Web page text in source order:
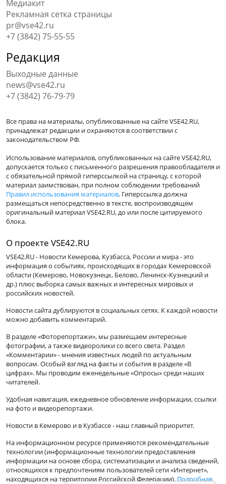
Медиакит
Рекламная сетка страницы
pr@vse42.ru
+7 (3842) 75-55-55
Редакция
Выходные данные
news@vse42.ru
+7 (3842) 76-79-79
Все права на материалы, опубликованные на сайте VSE42.RU,
принадлежат редакции и охраняются в соответствии с
законодательством РФ.
Использование материалов, опубликованных на сайте VSE42.RU,
допускается только с письменного разрешения правообладателя и
с обязательной прямой гиперссылкой на страницу, с которой
материал заимствован, при полном соблюдении требований
Правил использования материалов. Гиперссылка должна
размещаться непосредственно в тексте, воспроизводящем
оригинальный материал VSE42.RU, до или после цитируемого
блока.
О проекте VSE42.RU
VSE42.RU - Новости Кемерова, Кузбасса, России и мира - это
информация о событиях, происходящих в городах Кемеровской
области (Кемерово, Новокузнецк, Белово, Ленинск-Кузнецкий и
др.) плюс выборка самых важных и интересных мировых и
российских новостей.
Новости сайта дублируются в социальных сетях. К каждой новости
можно добавить комментарий.
В разделе «Фоторепортажи», мы размещаем интересные
фотографии, а также видеоролики со всего света. Раздел
«Комментарии» - мнения известных людей по актуальным
вопросам. Особый взгляд на факты и события в разделе «В
цифрах». Мы проводим еженедельные «Опросы» среди наших
читателей.
Удобная навигация, ежедневное обновление информации, ссылки
на фото и видеорепортажи.
Новости в Кемерово и в Кузбассе - наш главный приоритет.
На информационном ресурсе применяются рекомендательные
технологии (информационные технологии предоставления
информации на основе сбора, систематизации и анализа сведений,
относящихся к предпочтениям пользователей сети «Интернет»,
находящихся на территории Российской Федерации). Подробная